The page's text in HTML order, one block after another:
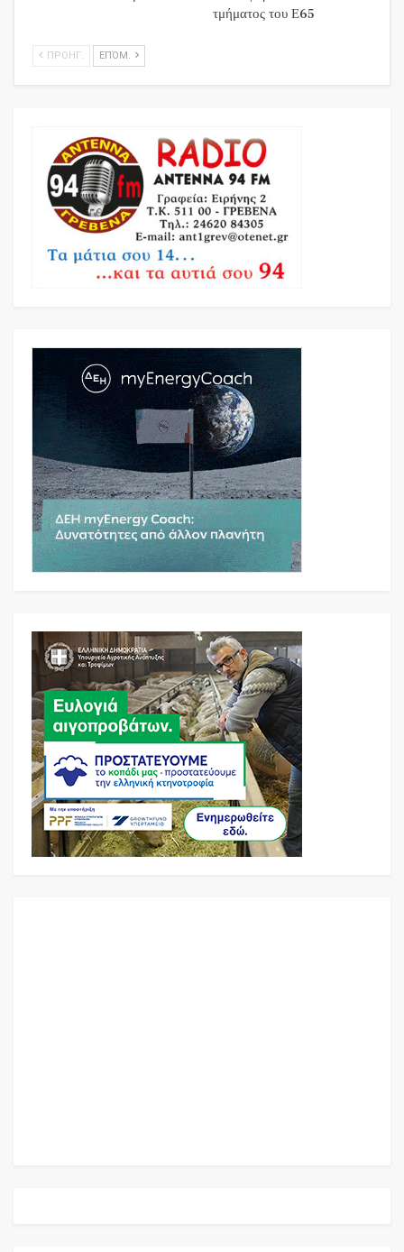
τμήματος του Ε65
ΠΡΟΗΓ. ΕΠΌΜ.